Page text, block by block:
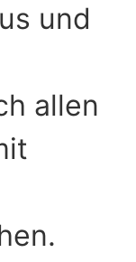
und
allen